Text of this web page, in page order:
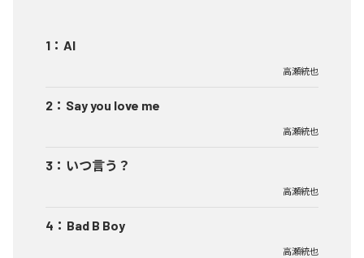
1 ： AI
高瀬統也
2 ： Say you love me
高瀬統也
3 ： いつ言う？
高瀬統也
4 ： Bad B Boy
高瀬統也